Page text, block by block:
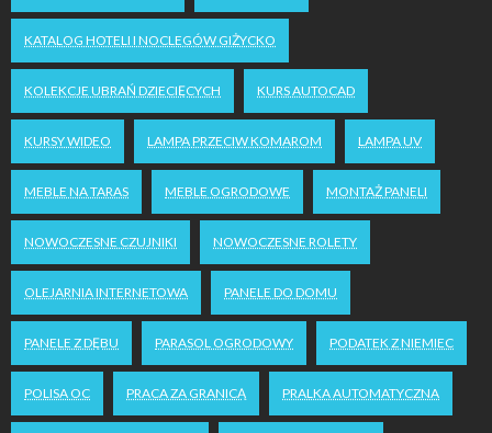
KATALOG HOTELI I NOCLEGÓW GIŻYCKO
KOLEKCJE UBRAŃ DZIECIĘCYCH KURS AUTOCAD
KURSY WIDEO LAMPA PRZECIW KOMAROM LAMPA UV
MEBLE NA TARAS MEBLE OGRODOWE MONTAŻ PANELI
NOWOCZESNE CZUJNIKI NOWOCZESNE ROLETY
OLEJARNIA INTERNETOWA PANELE DO DOMU
PANELE Z DĘBU PARASOL OGRODOWY PODATEK Z NIEMIEC
POLISA OC PRACA ZA GRANICĄ PRALKA AUTOMATYCZNA